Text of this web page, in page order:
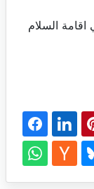
اقامة السلام